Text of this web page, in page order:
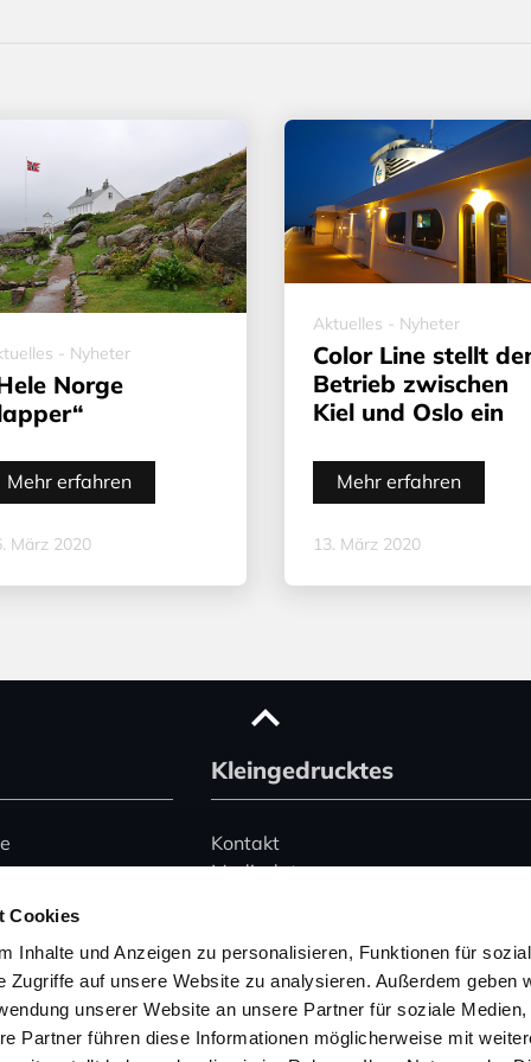
Cookies
Inhalte und Anzeigen zu personalisieren, Funktionen für
Zugriffe auf unsere Website zu analysieren. Außerdem geben
unserer Website an unsere Partner für soziale Medien,
Partner führen diese Informationen möglicherweise mit
- Nyheter
Norge
Mehr erfahren
März 2020
Aktuelles - Nyheter
Color Line stellt
Betrieb zwischen
Kiel und Oslo ein
Mehr erfahren
13. März 2020
2495074
53004754
Kleingedrucktes
Kontakt
Mediadaten
Datenschutz
Impressum
Hinweise zur Buchung
von Ferienhäusern